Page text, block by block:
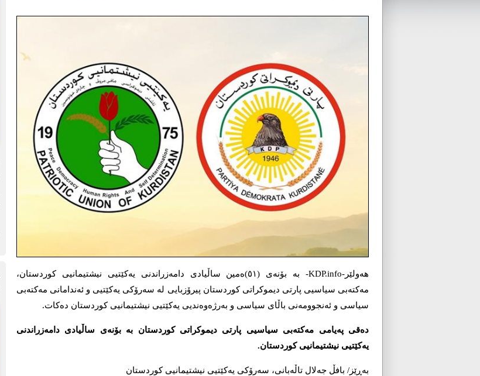
ھەولێر-KDP.info- بە بۆنەی (٥١)ەمین ساڵیادی دامەزراندنی یەکێتیی نیشتیمانیی کوردستان،
مەکتەبی سیاسیی پارتی دیموکراتی کوردستان پیرۆزبایی لە سەرۆکی یەکێتیی و ئەندامانی مەکتەبی
سیاسی و ئەنجوومەنی باڵای سیاسی و بەرژەوەندیی یەکێتیی نیشتیمانیی کوردستان دەکات.
دەقی پەیامی مەکتەبی سیاسیی پارتی دیموکراتی کوردستان بە بۆنەی ساڵیادی دامەزراندنی
یەکێتیی نیشتیمانیی کوردستان.
بەڕێز/ بافڵ جەلال تاڵەبانی، سەرۆکی یەکێتیی نیشتیمانیی کوردستان